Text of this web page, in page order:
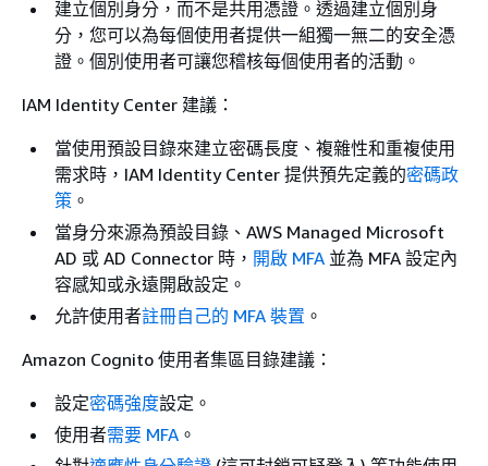
建立個別身分，而不是共用憑證。透過建立個別身
分，您可以為每個使用者提供一組獨一無二的安全憑
證。個別使用者可讓您稽核每個使用者的活動。
IAM Identity Center 建議：
當使用預設目錄來建立密碼長度、複雜性和重複使用
需求時，IAM Identity Center 提供預先定義的密碼政
策 。
當身分來源為預設目錄、AWS Managed Microsoft
AD 或 AD Connector 時， 開啟 MFA 並為 MFA 設定內
容感知或永遠開啟設定。
允許使用者註冊自己的 MFA 裝置 。
Amazon Cognito 使用者集區目錄建議：
設定密碼強度設定。
使用者需要 MFA 。